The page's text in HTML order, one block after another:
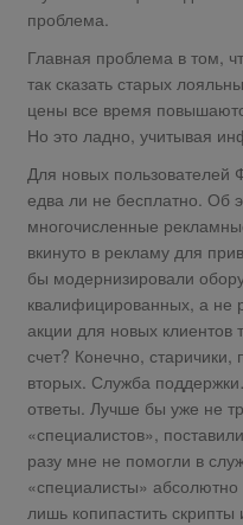
проблема.
Главная проблема в том,
так сказать старых
цены все время
Но это ладно, учитывая
Для новых пользователей
едва ли не бесплатно. Об
многочисленные
вкинуто в рекламу для
бы модернизировали
квалифицированных, а не
акции для новых клиентов
счет? Конечно, старичики,
вторых. Служба
ответы. Лучше бы уже не
«специалистов»,
разу мне не помогли в
«специалисты»
лишь копипастить скрипты